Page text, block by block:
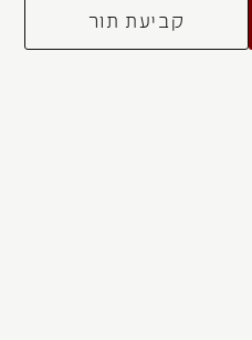
קביעת תור